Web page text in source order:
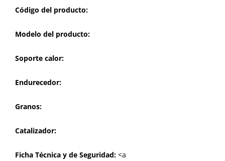
Código del producto:
Modelo del producto:
Soporte calor:
Endurecedor:
Granos:
Catalizador:
Ficha Técnica y de Seguridad: <a